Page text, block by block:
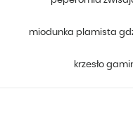
miodunka plamista
krzesło